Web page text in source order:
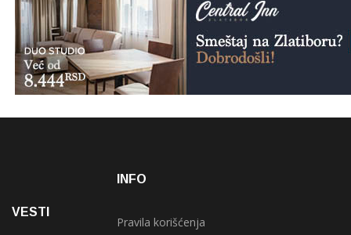
VESTI
INFO
Pravila korišćenja